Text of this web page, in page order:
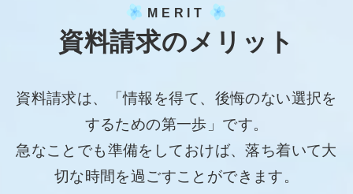
MERIT
資料請求のメリット
資料請求は、「情報を得て、後悔のない選択を
するための第一歩」です。
急なことでも準備をしておけば、落ち着いて大
切な時間を過ごすことができます。